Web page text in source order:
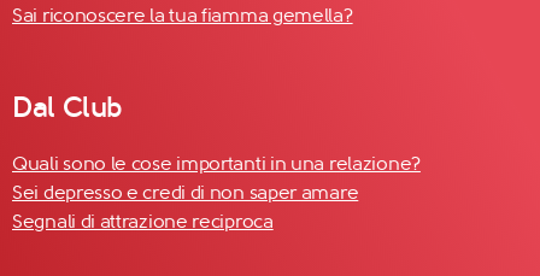
Sai riconoscere la tua fiamma gemella?
Dal Club
Quali sono le cose importanti in una relazione?
Sei depresso e credi di non saper amare
Segnali di attrazione reciproca